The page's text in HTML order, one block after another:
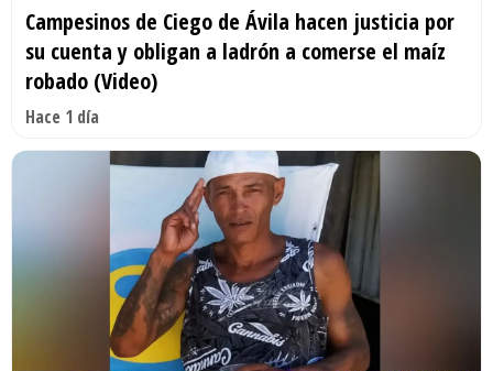
Campesinos de Ciego de Ávila hacen justicia por
su cuenta y obligan a ladrón a comerse el maíz
robado (Video)
Hace 1 día